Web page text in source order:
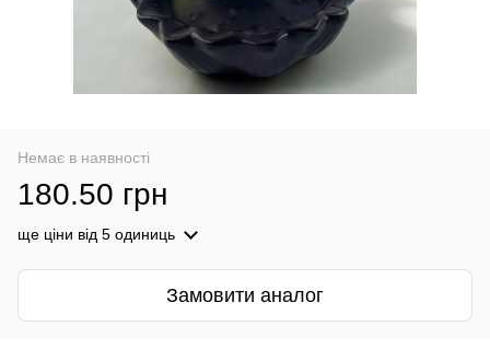
Немає в наявності
180.50 грн
ще ціни від 5 одиниць
Замовити аналог